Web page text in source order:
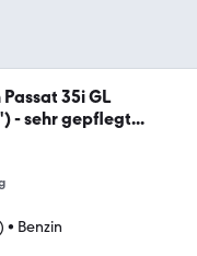
35i GL
- sehr gepflegt...
• Benzin